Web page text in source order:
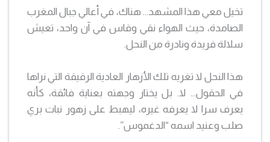
تخيل معي هذا المشهد… هناك، في أعالي جبال المغرب
الصامدة، حيث الهواء نقي وقاس في آن واحد، تعيش
سلالة فريدة ونادرة من النحل.
هذا النحل لا تغريه تلك الأزهار العادية الرقيقة التي نراها
في الحقول… لا. بل يختار وجهته بعناية فائقة، كأنه
يعرف سرا لا يعرفه غيره، ليهبط على زهور نبات بري
صلب وعنيد اسمه “الدغموس”.